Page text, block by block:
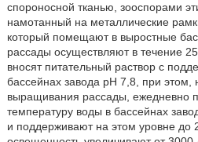
спороносной тканью, зооспорами
намотанный на металлические
который помещают в выростные
рассады осуществляют в течение
вносят питательный раствор с
бассейнах завода рН 7,8, при этом,
выращивания рассады, ежедневно
температуру воды в бассейнах
и поддерживают на этом уровне до